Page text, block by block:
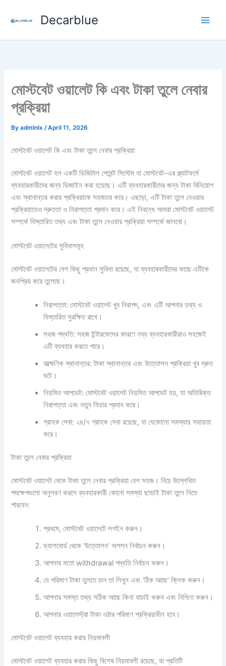
Decarblue
মোস্টবেট ওয়ালেট কি এবং টাকা তুলে নেবার
প্রক্রিয়া
Byadmlnlx/April 11, 2026
মোস্টবেট ওয়ালেট কি এবং টাকা তুলে নেবার প্রক্রিয়া
মোস্টবেট ওয়ালেট হল একটি ডিজিটাল পেমেন্ট সিস্টেম যা মোস্টবেট-এর প্ল্যাটফর্মে
ব্যবহারকারীদের জন্য ডিজাইন করা হয়েছে। এটি ব্যবহারকারীদের জন্য টাকা বিনিয়োগ
এবং স্থানান্তর করার প্রক্রিয়াকে সহজতর করে। এছাড়া, এটি টাকা তুলে নেওয়ার
প্রক্রিয়াতেও দ্রুততা ও নিরাপত্তা প্রদান করে। এই নিবন্ধে আমরা মোস্টবেট ওয়ালেট
সম্পর্কে বিস্তারিত তথ্য এবং টাকা তুলে নেওয়ার প্রক্রিয়া সম্পর্কে জানবো।
মোস্টবেট ওয়ালেটের সুবিধাসমূহ
মোস্টবেট ওয়ালেটের বেশ কিছু প্রধান সুবিধা রয়েছে, যা ব্যবহারকারীদের কাছে এটিকে
জনপ্রিয় করে তুলেছে।
নিরাপত্তা: মোস্টবেট ওয়ালেট খুব নিরাপদ, এবং এটি আপনার তথ্য ও
বিস্তারিত সুরক্ষিত রাখে।
সহজ পদ্ধতি: সহজ ইন্টারফেসের কারণে নব্য ব্যবহারকারীরাও সহজেই
এটি ব্যবহার করতে পারে।
তাত্ক্ষণিক স্থানান্তর: টাকা স্থানান্তর এবং উত্তোলন প্রক্রিয়া খুব দ্রুত
ঘটে।
নিয়মিত আপডেট: মোস্টবেট ওয়ালেট নিয়মিত আপডেট হয়, যা অতিরিক্ত
নিরাপত্তা এবং নতুন ফিচার প্রদান করে।
গ্রাহক সেবা: ২৪/৭ গ্রাহক সেবা রয়েছে, যা যেকোনো সমস্যায় সহায়তা
করে।
টাকা তুলে নেবার প্রক্রিয়া
মোস্টবেট ওয়ালেট থেকে টাকা তুলে নেবার প্রক্রিয়া বেশ সহজ। নিচে উল্লেখিত
পদক্ষেপগুলো অনুসরণ করলে ব্যবহারকারী কোনো সমস্যা ছাড়াই টাকা তুলে নিতে
পারবেন:
প্রথমে, মোস্টবেট ওয়ালেটে লগইন করুন।
ড্যাশবোর্ড থেকে ‘উত্তোলন’ অপশন নির্বাচন করুন।
আপনার মতো withdrawal পদ্ধতি নির্বাচন করুন।
যে পরিমাণ টাকা তুলতে চান তা লিখুন এবং ‘ঠিক আছে’ ক্লিক করুন।
আপনার সমস্ত তথ্য সঠিক আছে কিনা যাচাই করুন এবং নিশ্চিত করুন।
আপনার ওয়ালেস্ট্রা টাকা ওঠার পরিমাণ প্রক্রিয়াধীন হবে।
মোস্টবেট ওয়ালেট ব্যবহার করার নিয়মাবলী
মোস্টবেট ওয়ালেট ব্যবহার করার কিছু বিশেষ নিয়মাবলী রয়েছে, যা প্রতিটি